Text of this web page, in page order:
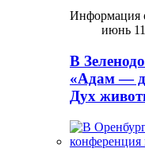
Информация
июнь
В
«Адам —
Дух